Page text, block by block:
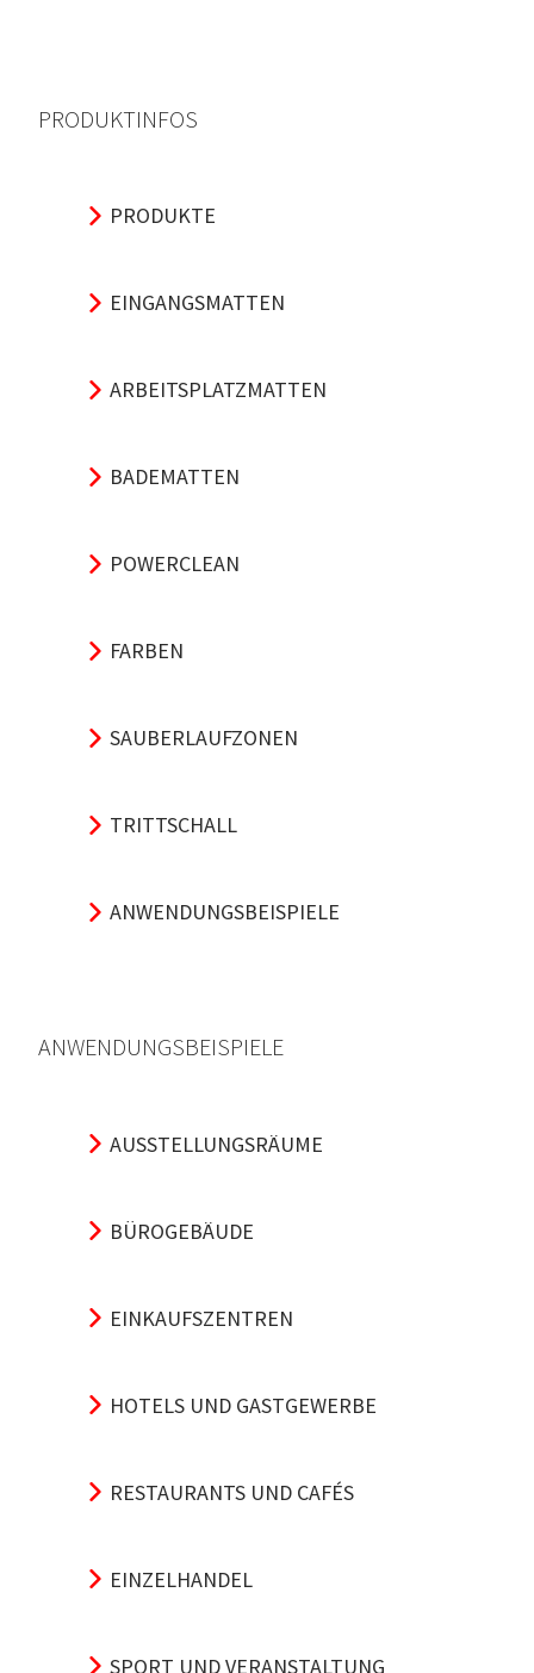
PRODUKTINFOS
PRODUKTE
EINGANGSMATTEN
ARBEITSPLATZMATTEN
BADEMATTEN
POWERCLEAN
FARBEN
SAUBERLAUFZONEN
TRITTSCHALL
ANWENDUNGSBEISPIELE
ANWENDUNGSBEISPIELE
AUSSTELLUNGSRÄUME
BÜROGEBÄUDE
EINKAUFSZENTREN
HOTELS UND GASTGEWERBE
RESTAURANTS UND CAFÉS
EINZELHANDEL
SPORT UND VERANSTALTUNG